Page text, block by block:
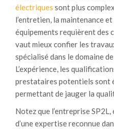
électriques sont plus
l’entretien, la maintenance
équipements requièrent des
vaut mieux confier les
spécialisé dans le domaine de
L’expérience, les
prestataires potentiels sont
permettant de jauger la
Notez que l’entreprise
d’une expertise reconnue